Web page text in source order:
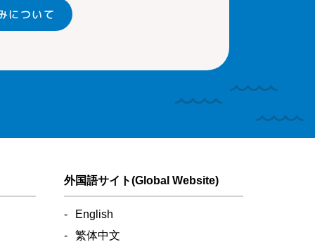
について
外国語サイト(Global Website)
English
繁体中文